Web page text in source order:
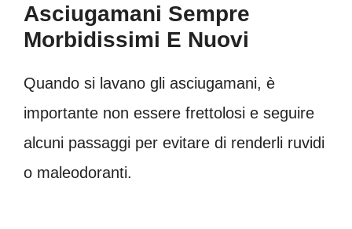
Asciugamani Sempre
Morbidissimi E Nuovi
Quando si lavano gli asciugamani, è
importante non essere frettolosi e seguire
alcuni passaggi per evitare di renderli ruvidi
o maleodoranti.